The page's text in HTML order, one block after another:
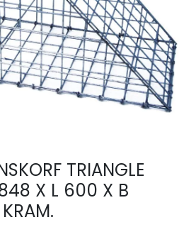
TRIANGLE
X L 600 X B